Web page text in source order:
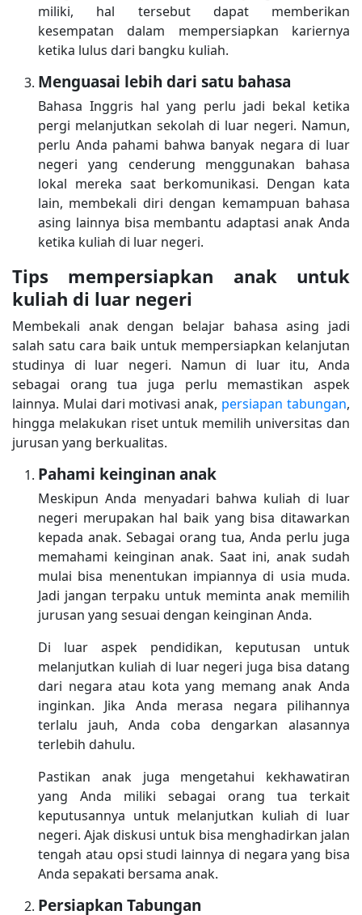
miliki, hal tersebut dapat memberikan
kesempatan dalam mempersiapkan kariernya
ketika lulus dari bangku kuliah.
Menguasai lebih dari satu bahasa
Bahasa Inggris hal yang perlu jadi bekal ketika
pergi melanjutkan sekolah di luar negeri. Namun,
perlu Anda pahami bahwa banyak negara di luar
negeri yang cenderung menggunakan bahasa
lokal mereka saat berkomunikasi. Dengan kata
lain, membekali diri dengan kemampuan bahasa
asing lainnya bisa membantu adaptasi anak Anda
ketika kuliah di luar negeri.
Tips mempersiapkan anak untuk
kuliah di luar negeri
Membekali anak dengan belajar bahasa asing jadi
salah satu cara baik untuk mempersiapkan kelanjutan
studinya di luar negeri. Namun di luar itu, Anda
sebagai orang tua juga perlu memastikan aspek
lainnya. Mulai dari motivasi anak, persiapan tabungan,
hingga melakukan riset untuk memilih universitas dan
jurusan yang berkualitas.
Pahami keinginan anak
Meskipun Anda menyadari bahwa kuliah di luar
negeri merupakan hal baik yang bisa ditawarkan
kepada anak. Sebagai orang tua, Anda perlu juga
memahami keinginan anak. Saat ini, anak sudah
mulai bisa menentukan impiannya di usia muda.
Jadi jangan terpaku untuk meminta anak memilih
jurusan yang sesuai dengan keinginan Anda.
Di luar aspek pendidikan, keputusan untuk
melanjutkan kuliah di luar negeri juga bisa datang
dari negara atau kota yang memang anak Anda
inginkan. Jika Anda merasa negara pilihannya
terlalu jauh, Anda coba dengarkan alasannya
terlebih dahulu.
Pastikan anak juga mengetahui kekhawatiran
yang Anda miliki sebagai orang tua terkait
keputusannya untuk melanjutkan kuliah di luar
negeri. Ajak diskusi untuk bisa menghadirkan jalan
tengah atau opsi studi lainnya di negara yang bisa
Anda sepakati bersama anak.
Persiapkan Tabungan